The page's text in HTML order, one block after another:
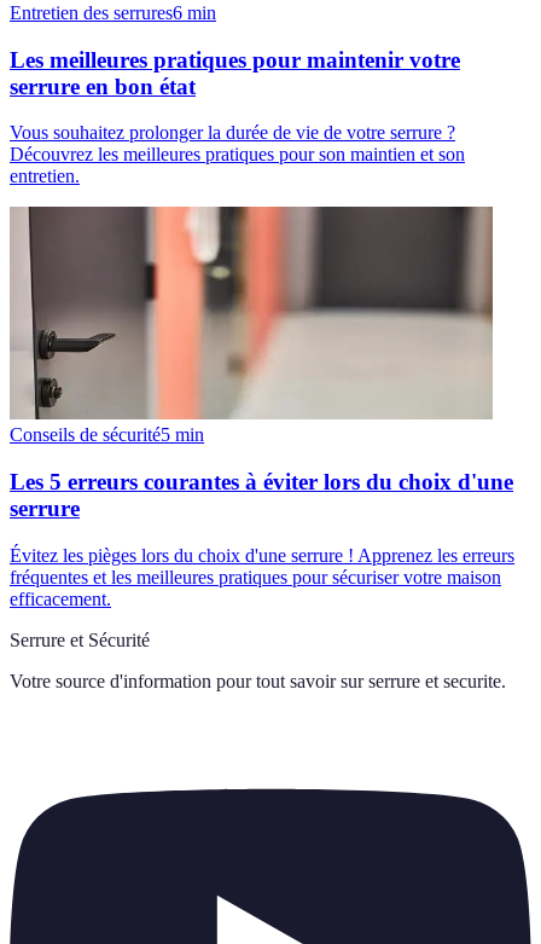
Entretien des serrures6 min
Les meilleures pratiques pour maintenir votre
serrure en bon état
Vous souhaitez prolonger la durée de vie de votre serrure ?
Découvrez les meilleures pratiques pour son maintien et son
entretien.
Conseils de sécurité5 min
Les 5 erreurs courantes à éviter lors du choix d'une
serrure
Évitez les pièges lors du choix d'une serrure ! Apprenez les erreurs
fréquentes et les meilleures pratiques pour sécuriser votre maison
efficacement.
Serrure et Sécurité
Votre source d'information pour tout savoir sur serrure et securite.